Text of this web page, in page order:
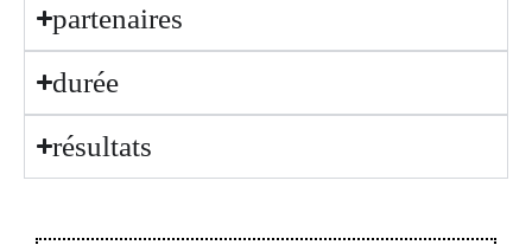
partenaires
durée
résultats